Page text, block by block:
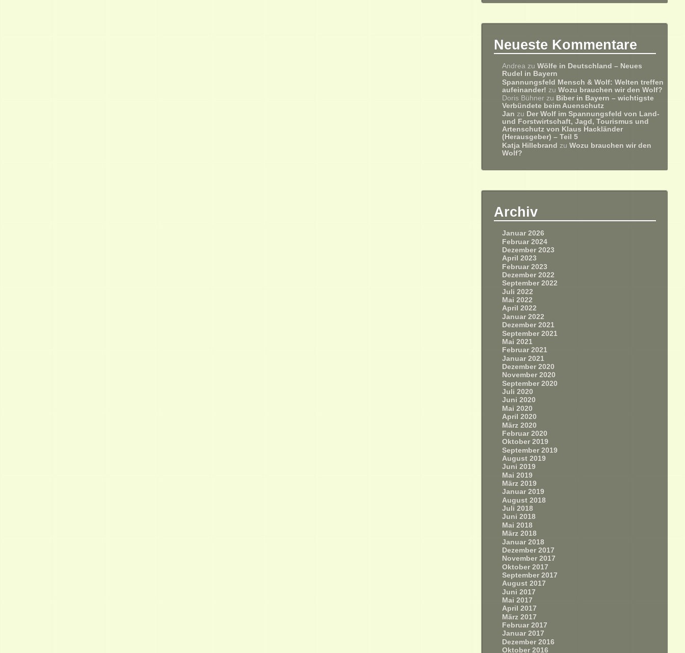
Neueste Kommentare
Andrea zuWölfe in Deutschland – Neues
Rudel in Bayern
Spannungsfeld Mensch & Wolf: Welten treffen
aufeinander! zuWozu brauchen wir den Wolf?
Doris Bühner zu Biber in Bayern – wichtigste
Verbündete beim Auenschutz
Jan zu Der Wolf im Spannungsfeld von Land-
und Forstwirtschaft, Jagd, Tourismus und
Artenschutz von Klaus Hackländer
(Herausgeber) – Teil 5
Katja Hillebrand zuWozu brauchen wir den
Wolf?
Archiv
Januar 2026
Februar 2024
Dezember 2023
April 2023
Februar 2023
Dezember 2022
September 2022
Juli 2022
Mai 2022
April 2022
Januar 2022
Dezember 2021
September 2021
Mai 2021
Februar 2021
Januar 2021
Dezember 2020
November 2020
September 2020
Juli 2020
Juni 2020
Mai 2020
April 2020
März 2020
Februar 2020
Oktober 2019
September 2019
August 2019
Juni 2019
Mai 2019
März 2019
Januar 2019
August 2018
Juli 2018
Juni 2018
Mai 2018
März 2018
Januar 2018
Dezember 2017
November 2017
Oktober 2017
September 2017
August 2017
Juni 2017
Mai 2017
April 2017
März 2017
Februar 2017
Januar 2017
Dezember 2016
Oktober 2016